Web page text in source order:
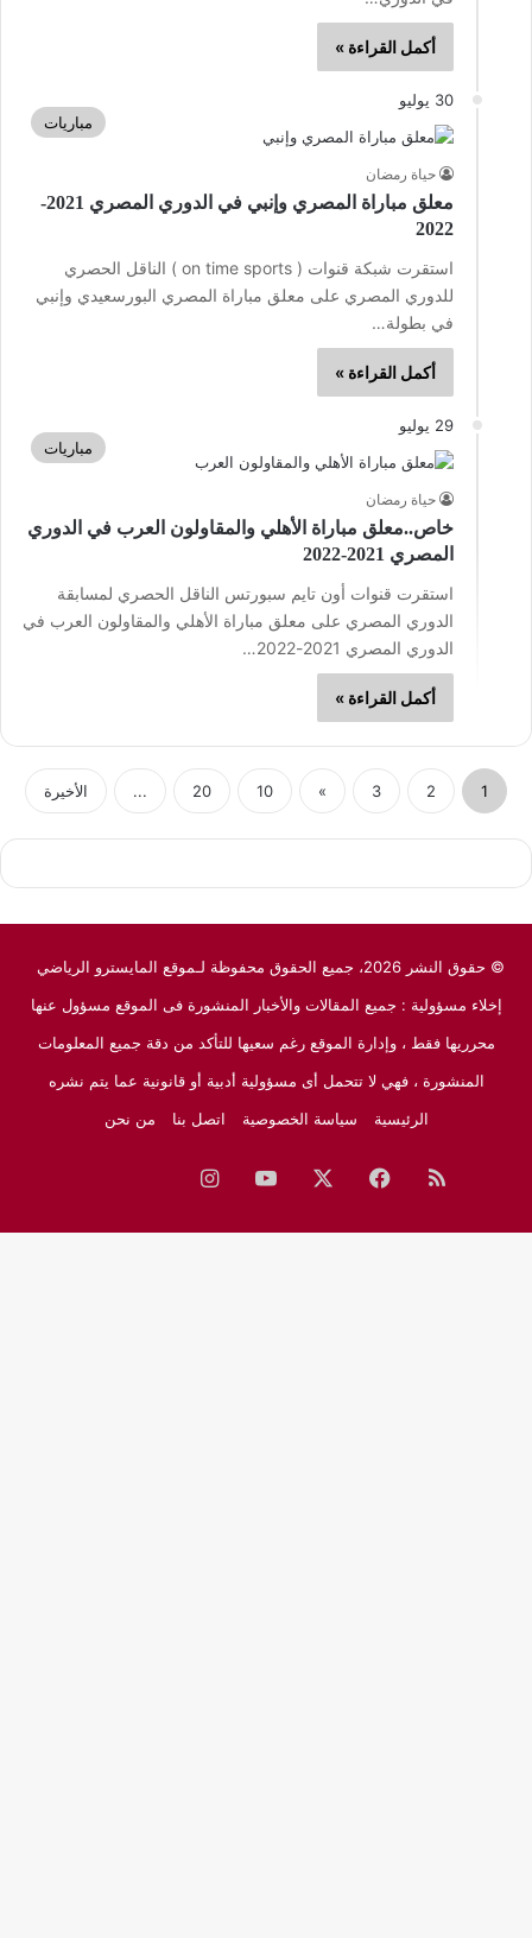
أكمل القراءة »
30 يوليو
مباريات
حياة رمضان
معلق مباراة المصري وإنبي في الدوري المصري 2021-
2022
استقرت شبكة قنوات ( on time sports ) الناقل الحصري
للدوري المصري على معلق مباراة المصري البورسعيدي وإنبي
في بطولة…
أكمل القراءة »
29 يوليو
مباريات
حياة رمضان
خاص..معلق مباراة الأهلي والمقاولون العرب في الدوري
المصري 2021-2022
استقرت قنوات أون تايم سبورتس الناقل الحصري لمسابقة
الدوري المصري على معلق مباراة الأهلي والمقاولون العرب في
الدوري المصري 2021-2022…
أكمل القراءة »
1
2
3
»
10
20
... الأخيرة
© حقوق النشر 2026، جميع الحقوق محفوظة لـموقع المايسترو الرياضي
إخلاء مسؤولية : جميع المقالات والأخبار المنشورة فى الموقع مسؤول عنها
محرريها فقط ، وإدارة الموقع رغم سعيها للتأكد من دقة جميع المعلومات
المنشورة ، فهي لا تتحمل أى مسؤولية أدبية أو قانونية عما يتم نشره
الرئيسية
سياسة الخصوصية اتصل بنا من نحن
ملخص
الموقع
فيسبوك ‫YouTubeانستقرام
نيوز